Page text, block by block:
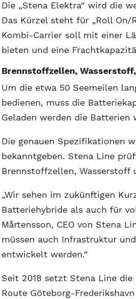
Die „Stena Elektra“ wird die
Das Kürzel steht für „Roll On/
Kombi-Carrier soll mit einer
bieten und eine
Brennstoffzellen,
Um die etwa 50 Seemeilen
bedienen, muss die
Geladen werden die Batterien
Die genauen Spezifikationen
bekanntgeben. Stena Line
Brennstoffzellen, Wasserstoff
„Wir sehen im zukünftigen
Batteriehybride als auch für
Mårtensson, CEO von Stena
müssen auch Infrastruktur
entwickelt werden.“
Seit 2018 setzt Stena Line
Route Göteborg-